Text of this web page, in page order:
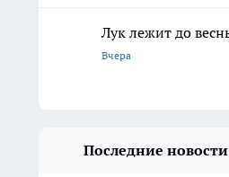
Лук лежит до
Вчера
Последние новости